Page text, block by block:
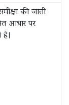
की जाती
आधार पर